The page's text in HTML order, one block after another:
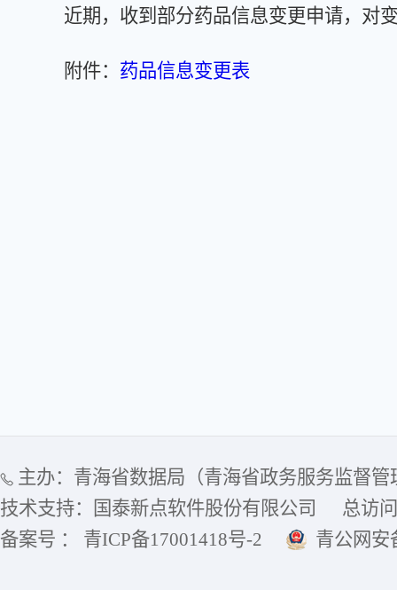
近期，收到部分药品信息变更申请，对
附件： 药品信息变更表
主办：青海省数据局（青海省政务服务监督管
技术支持：国泰新点软件股份有限公司
总访
备案号 ： 青ICP备17001418号-2
青公网安